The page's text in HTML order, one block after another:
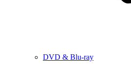
DVD & Blu-ray